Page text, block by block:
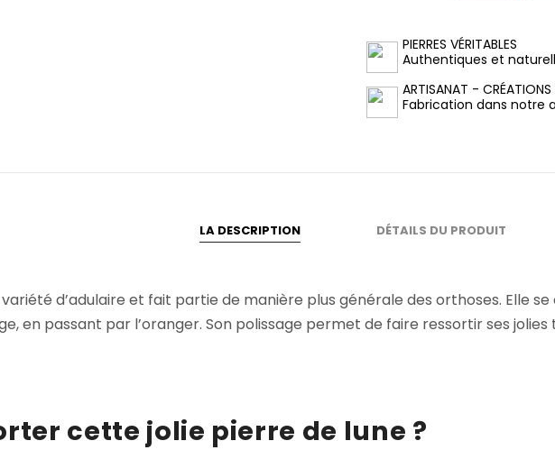
PIERRES VÉRITABLES
Authentiques et
ARTISANAT - CRÉATIONS
Fabrication dans notre
LA DESCRIPTION DÉTAILS DU PRODUIT
d’adulaire et fait partie de manière plus générale des orthoses. Elle
en passant par l’oranger. Son polissage permet de faire ressortir ses
cette jolie pierre de lune ?